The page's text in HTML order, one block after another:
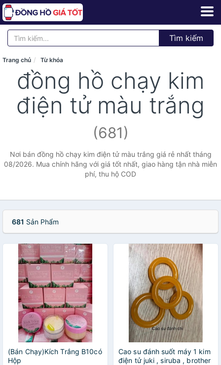
Tìm kiếm
Trang chủ Từ khóa
đồng hồ chạy kim
điện tử màu trắng
(681)
Nơi bán đồng hồ chạy kim điện tử màu trắng giá rẻ nhất tháng
08/2026. Mua chính hãng với giá tốt nhất, giao hàng tận nhà miễn
phí, thu hộ COD
681 Sản Phẩm
(Bán Chạy)Kích Trắng B10có
Hộp
Cao su đánh suốt máy 1 kim
điện tử juki , siruba , brother